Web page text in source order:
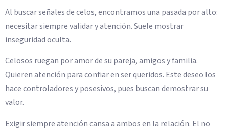
Al buscar señales de celos, encontramos una pasada por alto:
necesitar siempre validar y atención. Suele mostrar
inseguridad oculta.
Celosos ruegan por amor de su pareja, amigos y familia.
Quieren atención para confiar en ser queridos. Este deseo los
hace controladores y posesivos, pues buscan demostrar su
valor.
Exigir siempre atención cansa a ambos en la relación. El no